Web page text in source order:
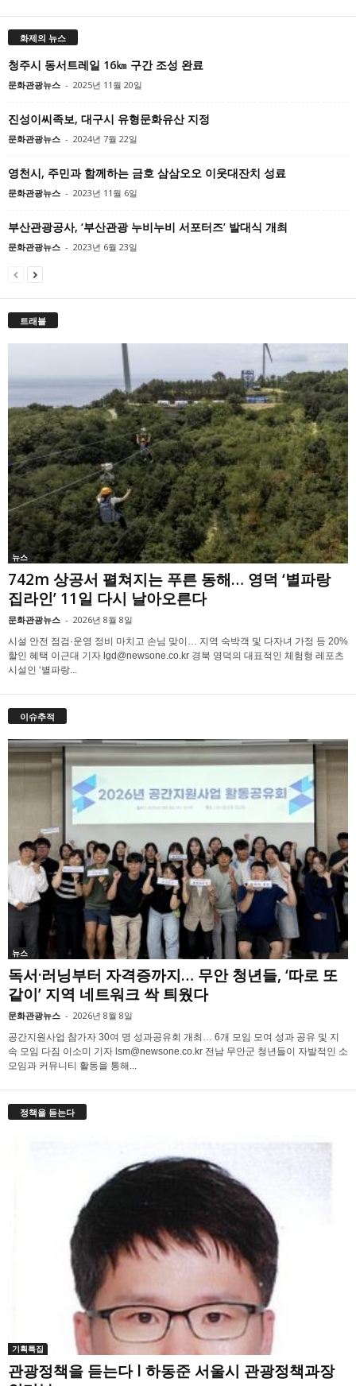
화제의 뉴스
청주시 동서트레일 16㎞ 구간 조성 완료
문화관광뉴스 - 2025년 11월 20일
진성이씨족보, 대구시 유형문화유산 지정
문화관광뉴스 - 2024년 7월 22일
영천시, 주민과 함께하는 금호 삼삼오오 이웃대잔치 성료
문화관광뉴스 - 2023년 11월 6일
부산관광공사, ‘부산관광 누비누비 서포터즈’ 발대식 개최
문화관광뉴스 - 2023년 6월 23일
트래블
뉴스
742m 상공서 펼쳐지는 푸른 동해… 영덕 ‘별파랑
집라인’ 11일 다시 날아오른다
문화관광뉴스 - 2026년 8월 8일
시설 안전 점검·운영 정비 마치고 손님 맞이… 지역 숙박객 및 다자녀 가정 등 20%
할인 혜택 이근대 기자 lgd@newsone.co.kr 경북 영덕의 대표적인 체험형 레포츠
시설인 ‘별파랑...
이슈추적
뉴스
독서·러닝부터 자격증까지… 무안 청년들, ‘따로 또
같이’ 지역 네트워크 싹 틔웠다
문화관광뉴스 - 2026년 8월 8일
공간지원사업 참가자 30여 명 성과공유회 개최… 6개 모임 모여 성과 공유 및 지
속 모임 다짐 이소미 기자 lsm@newsone.co.kr 전남 무안군 청년들이 자발적인 소
모임과 커뮤니티 활동을 통해...
정책을 듣는다
기획특집
관광정책을 듣는다 l 하동준 서울시 관광정책과장